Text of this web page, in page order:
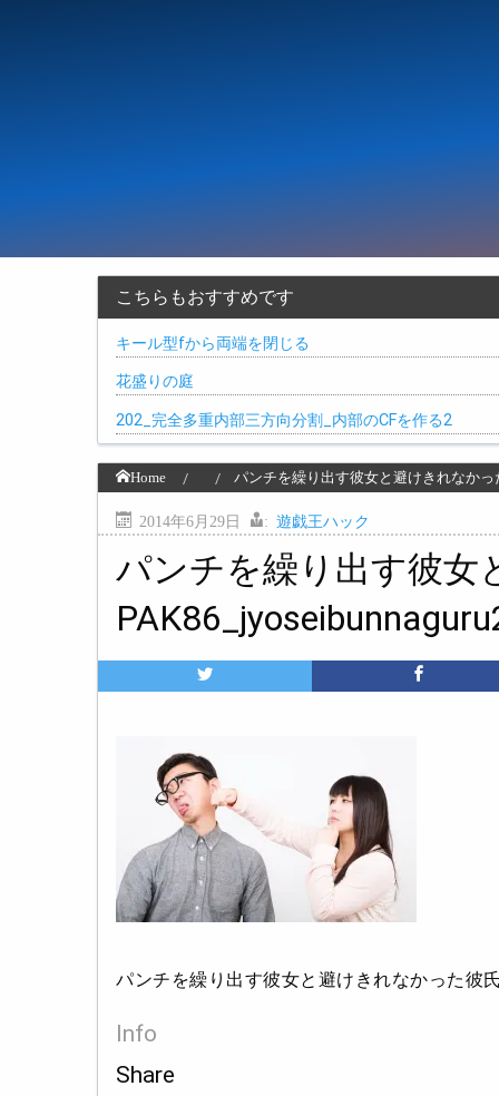
こちらもおすすめです
キール型fから両端を閉じる
花盛りの庭
202_完全多重内部三方向分割_内部のCFを作る2
Home パンチを繰り出す彼女と避けきれなかっ
2014年6月29日 : 遊戯王ハック
パンチを繰り出す彼女
パンチを繰り出す彼女と避けきれなかった彼
Info
Share